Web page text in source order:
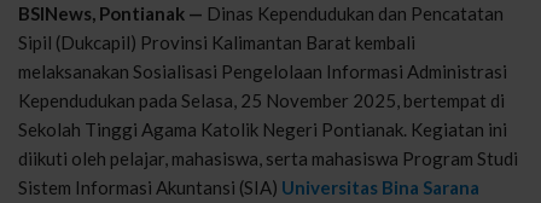
BSINews, Pontianak — Dinas Kependudukan dan Pencatatan
Sipil (Dukcapil) Provinsi Kalimantan Barat kembali
melaksanakan Sosialisasi Pengelolaan Informasi Administrasi
Kependudukan pada Selasa, 25 November 2025, bertempat di
Sekolah Tinggi Agama Katolik Negeri Pontianak. Kegiatan ini
diikuti oleh pelajar, mahasiswa, serta mahasiswa Program Studi
Sistem Informasi Akuntansi (SIA) Universitas Bina Sarana